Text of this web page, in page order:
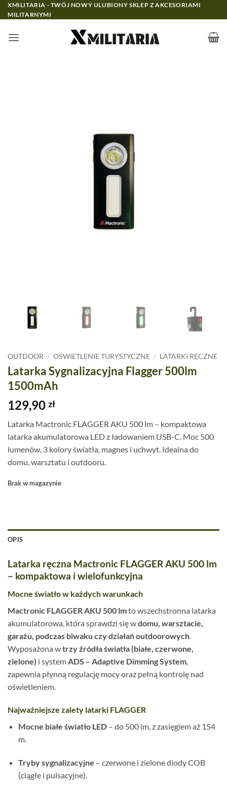
Przewiń
do
XMILITARIA - TWÓJ NOWY ULUBIONY SKLEP Z AKCESORIAMI
MILITARNYMI
OUTDOOR / OŚWIETLENIE TURYSTYCZNE / LATARKI RĘCZNE
Latarka Sygnalizacyjna Flagger 500lm
1500mAh
129,90 zł
Latarka Mactronic FLAGGER AKU 500 lm – kompaktowa
latarka akumulatorowa LED z ładowaniem USB-C. Moc 500
lumenów, 3 kolory światła, magnes i uchwyt. Idealna do
domu, warsztatu i outdooru.
Brak w magazynie
OPIS
Latarka ręczna Mactronic FLAGGER AKU 500 lm
– kompaktowa i wielofunkcyjna
Mocne światło w każdych warunkach
Mactronic FLAGGER AKU 500 lmto wszechstronna latarka
akumulatorowa, która sprawdzi się wdomu, warsztacie,
garażu, podczas biwaku czy działań outdoorowych
Wyposażona wtrzy źródła światła (białe, czerwone,
zielone) i system ADS – Adaptive Dimming System
zapewnia płynną regulację mocy oraz pełną kontrolę nad
oświetleniem.
Najważniejsze zalety latarki FLAGGER
Mocne białe światło LED– do 500 lm, z zasięgiem aż 154
m.
Tryby sygnalizacyjne – czerwone i zielone diody COB
(ciągłe i pulsacyjne).